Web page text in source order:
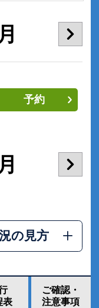
予約
の見方
表
ご確認・
注意事項